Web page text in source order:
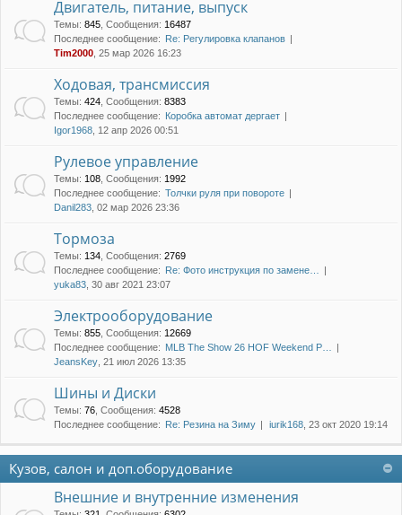
Двигатель, питание, выпуск
Темы: 845 Сообщения: 16487
Последнее сообщение: Re: Регулировка клапанов
Tim2000 , 25 мар 2026 16:23
Ходовая, трансмиссия
Темы: 424 Сообщения: 8383
Последнее сообщение: Коробка автомат дергает
Igor1968 , 12 апр 2026 00:51
Рулевое управление
Темы: 108 Сообщения: 1992
Последнее сообщение: Толчки руля при повороте
Danil283 , 02 мар 2026 23:36
Тормоза
Темы: 134 Сообщения: 2769
Последнее сообщение: Re: Фото инструкция по замене…
yuka83 , 30 авг 2021 23:07
Электрооборудование
Темы: 855 Сообщения: 12669
Последнее сообщение: MLB The Show 26 HOF Weekend P…
JeansKey , 21 июл 2026 13:35
Шины и Диски
Темы: 76 Сообщения: 4528
Последнее сообщение: Re: Резина на Зиму iurik168 , 23 окт 2020 19:14
Кузов, салон и доп.оборудование
Внешние и внутренние изменения